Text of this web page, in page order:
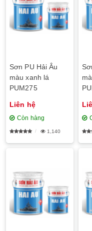
Sơn PU Hải Âu
màu xanh lá
PUM275
Liên hệ
Còn hàng
1,140